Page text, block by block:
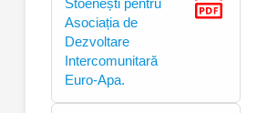
Asociația de
Dezvoltare
Intercomunitară
Euro-Apa.